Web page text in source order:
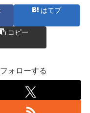
はてブ
コピー
ォローする